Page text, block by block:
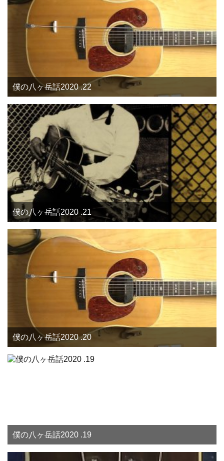
僕の八ヶ岳話2020 .22
僕の八ヶ岳話2020 .21
僕の八ヶ岳話2020 .20
僕の八ヶ岳話2020 .19